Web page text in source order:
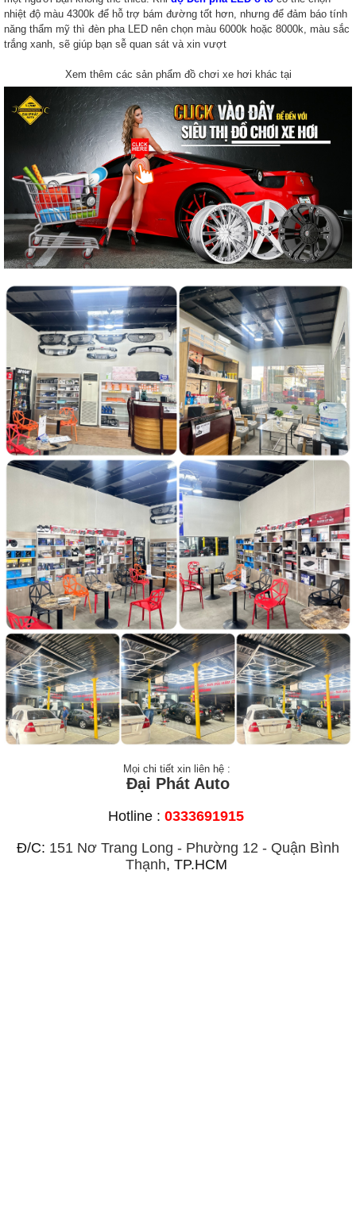
nhiệt độ màu 4300k để hỗ trợ bám đường tốt hơn, nhưng để đảm báo tính
năng thẩm mỹ thì đèn pha LED nên chọn màu 6000k hoặc 8000k, màu sắc
trắng xanh, sẽ giúp bạn sễ quan sát và xin vượt
Xem thêm các sản phẩm đồ chơi xe hơi khác tại
Mọi chi tiết xin liên hệ :
Đại Phát Auto
Hotline : 0333691915
Đ/C: 151 Nơ Trang Long - Phường 12 - Quận Bình
Thạnh, TP.HCM